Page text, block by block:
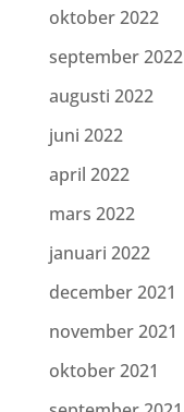
oktober 2022
september 2022
augusti 2022
juni 2022
april 2022
mars 2022
januari 2022
december 2021
november 2021
oktober 2021